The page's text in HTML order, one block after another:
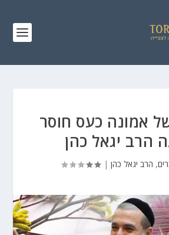
של אמונה כעס חוסר
הרב יגאל כהן
, הרב יגאל כהן |